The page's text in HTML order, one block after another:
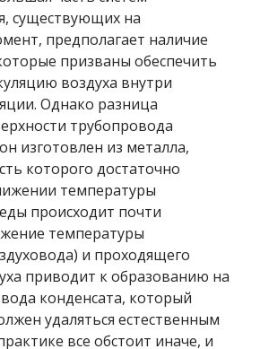
существующих на
предполагает наличие
призваны обеспечить
воздуха внутри
Однако разница
трубопровода
изготовлен из металла,
которого достаточно
температуры
происходит почти
температуры
и проходящего
приводит к образованию на
конденсата, который
удаляться естественным
все обстоит иначе, и